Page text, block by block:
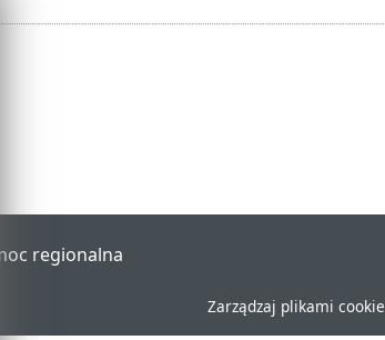
regionalna
Zarządzaj plikami cookie